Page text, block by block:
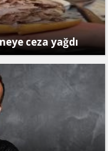
ceza yağdı